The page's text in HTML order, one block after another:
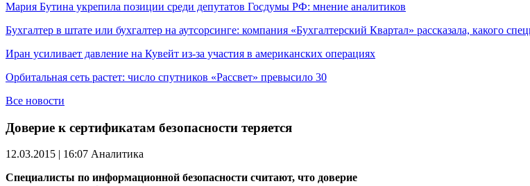
Мария Бутина укрепила позиции среди депутатов Госдумы РФ: мнение аналитиков
Бухгалтер в штате или бухгалтер на аутсорсинге: компания «Бухгалтерский Квартал» рассказала, какого
Иран усиливает давление на Кувейт из-за участия в американских операциях
Орбитальная сеть растет: число спутников «Рассвет» превысило 30
Все новости
Доверие к сертификатам безопасности теряется
12.03.2015 | 16:07 Аналитика
Специалисты по информационной безопасности считают, что доверие